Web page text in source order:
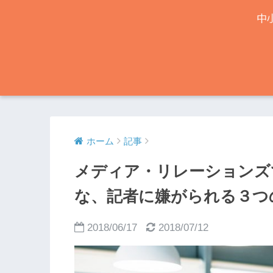
ホーム 記事
メディア・リレーション
な、記者に嫌がられる３つ
2018/06/17 2018/07/12